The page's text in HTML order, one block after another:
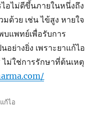
อไม่ดีขึ้นภายในหนึ่งถึง
ด้วย เช่น ไข้สูง หายใจ
บแพทย์เพื่อรับการ
อย่างยิ่ง เพราะยาแก้ไอ
ไม่ใช่การรักษาที่ต้นเหตุ
ก้ไอ